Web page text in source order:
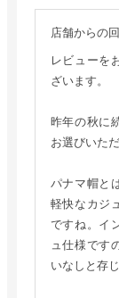
店舗からの
レビューを
ざいます。
昨年の秋に
お選びいた
パナマ帽と
軽快なカジ
ですね。イ
ュ仕様です
いなしと存じ